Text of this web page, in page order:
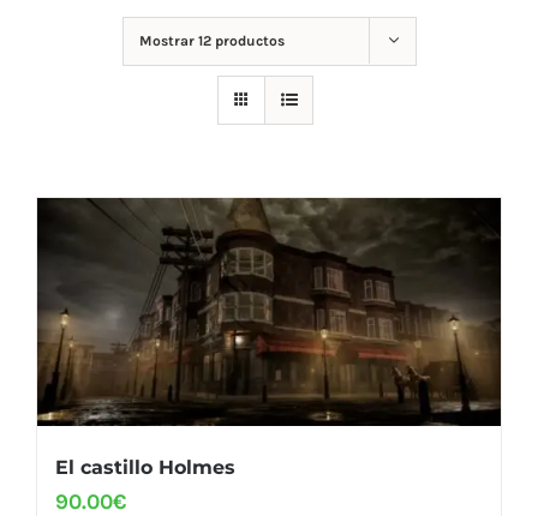
Mostrar 12 productos
El castillo Holmes
90.00€